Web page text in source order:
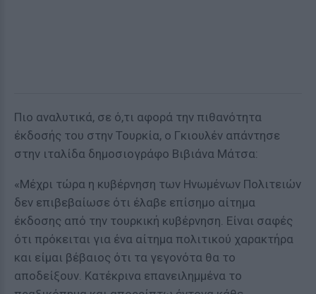
Πιο αναλυτικά, σε ό,τι αφορά την πιθανότητα
έκδοσής του στην Τουρκία, ο Γκιουλέν απάντησε
στην ιταλίδα δημοσιογράφο Βιβιάνα Μάτσα:
«Μέχρι τώρα η κυβέρνηση των Ηνωμένων Πολιτειών
δεν επιβεβαίωσε ότι έλαβε επίσημο αίτημα
έκδοσης από την τουρκική κυβέρνηση. Είναι σαφές
ότι πρόκειται για ένα αίτημα πολιτικού χαρακτήρα
και είμαι βέβαιος ότι τα γεγονότα θα το
αποδείξουν. Κατέκρινα επανειλημμένα το